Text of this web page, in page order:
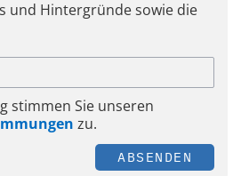
und Hintergründe sowie die
stimmen Sie unseren
zu.
ABSENDEN